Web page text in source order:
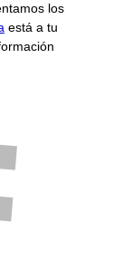
los
está a tu